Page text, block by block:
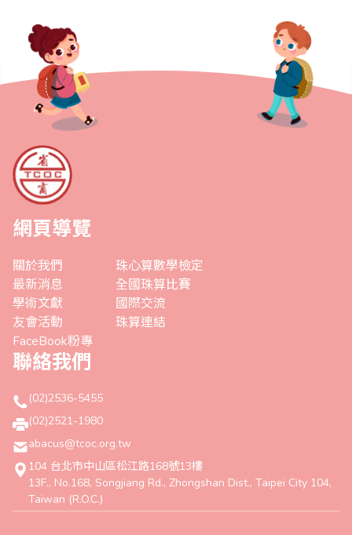
網頁導覽
關於我們
最新消息
學術文獻
友會活動
FaceBook粉專
珠心算數學檢定
全國珠算比賽
國際交流
珠算連結
聯絡我們
(02)2536-5455
(02)2521-1980
abacus@tcoc.org.tw
104 台北市中山區松江路168號13樓
13F., No.168, Songjiang Rd., Zhongshan Dist., Taipei City 104,
Taiwan (R.O.C.)